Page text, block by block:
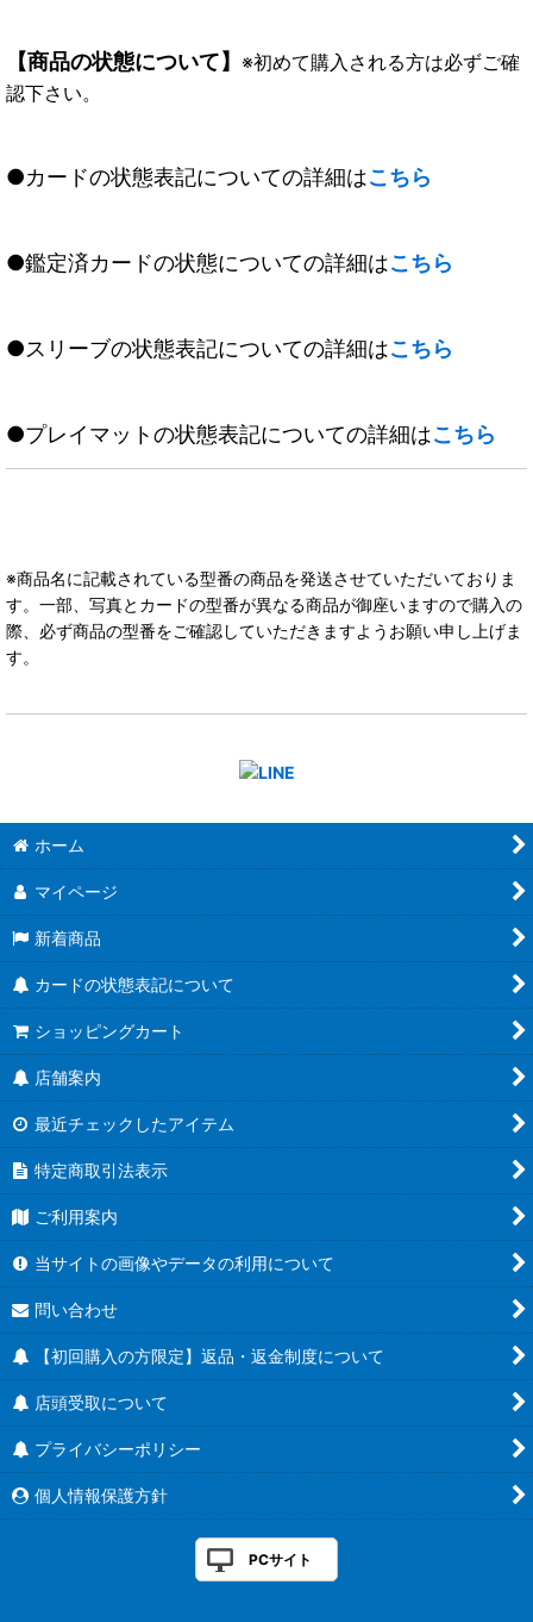
【商品の状態について】 ※初めて購入される方は必ずご確
認下さい。
●カードの状態表記についての詳細はこちら
●鑑定済カードの状態についての詳細はこちら
●スリーブの状態表記についての詳細はこちら
●プレイマットの状態表記についての詳細はこちら
※商品名に記載されている型番の商品を発送させていただいておりま
す。一部、写真とカードの型番が異なる商品が御座いますので購入の
際、必ず商品の型番をご確認していただきますようお願い申し上げま
す。
ホーム
マイページ
新着商品
カードの状態表記について
ショッピングカート
店舗案内
最近チェックしたアイテム
特定商取引法表示
ご利用案内
当サイトの画像やデータの利用について
問い合わせ
【初回購入の方限定】返品・返金制度について
店頭受取について
プライバシーポリシー
個人情報保護方針
PCサイト